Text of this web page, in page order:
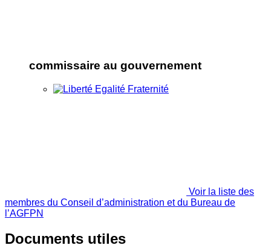
commissaire au gouvernement
Voir la liste des
membres du Conseil d’administration et du Bureau de
l’AGFPN
Documents utiles